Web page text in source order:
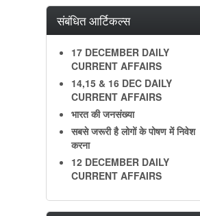
संबंधित आर्टिकल्स
17 DECEMBER DAILY
CURRENT AFFAIRS
14,15 & 16 DEC DAILY
CURRENT AFFAIRS
भारत की जनसंख्या
सबसे जरूरी है लोगों के पोषण में निवेश
करना
12 DECEMBER DAILY
CURRENT AFFAIRS